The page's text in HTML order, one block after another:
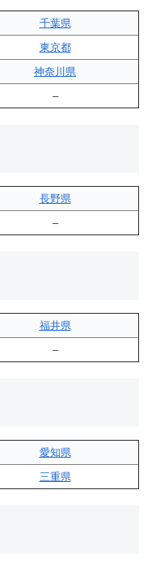
千葉県
東京都
神奈川県
–
長野県
–
福井県
–
愛知県
三重県